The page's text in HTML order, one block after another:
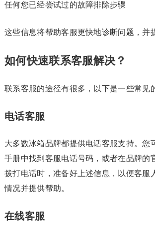
任何您已经尝试过的故障排除步骤
这些信息将帮助客服更快地诊断问题，并
如何快速联系客服解决？
联系客服的途径有很多，以下是一些常见
电话客服
大多数冰箱品牌都提供电话客服支持。您
手册中找到客服电话号码，或者在品牌的
拨打电话时，准备好上述信息，以便客服
情况并提供帮助。
在线客服